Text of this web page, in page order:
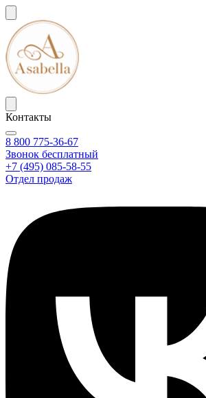
Контакты
8 800 775-36-67
Звонок бесплатный
+7 (495) 085-58-55
Отдел продаж